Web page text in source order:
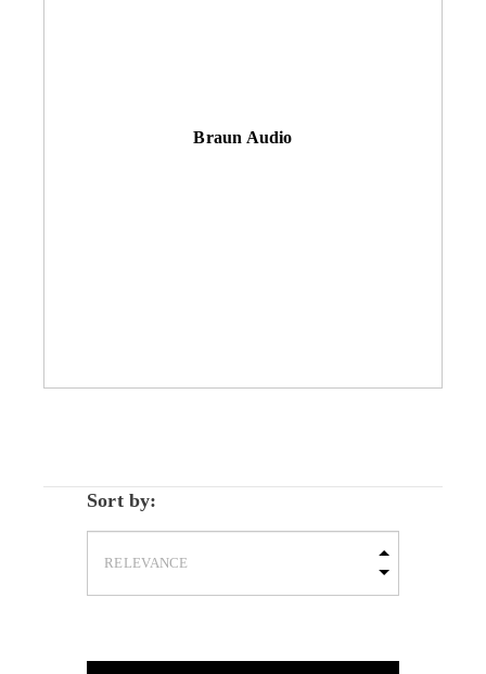
Braun Audio
Sort by: